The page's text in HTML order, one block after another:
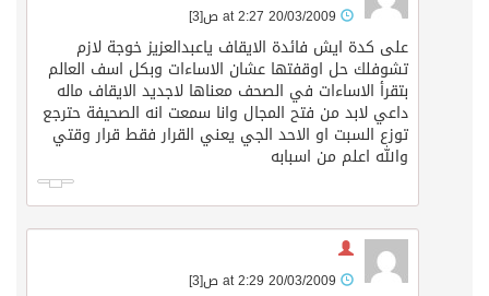
[3]
على كدة ايش فائدة الايقاف ياعبدالعزيز خوجة لازم
تشوفلك حل اوقفتها عشان الاساءات وبكل اسف العالم
بتقرأ الاساءات في الصحف معناها لاجديد الايقاف ماله
داعي لابد من فتح المجال وانا سمعت انه الصحيفة حترجع
توزع السبت او الاحد الجي يعني القرار فقط قرار وقتي
والله اعلم من اسبابه
[3]